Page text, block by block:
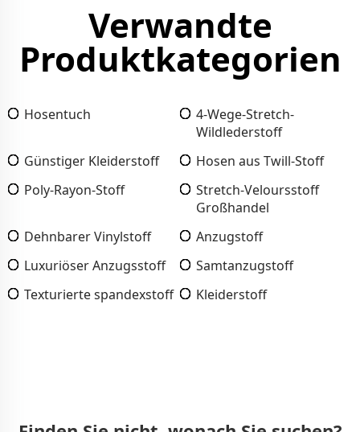
Verwandte
Produktkategorien
Hosentuch
4-Wege-Stretch-
Wildlederstoff
Günstiger Kleiderstoff
Hosen aus Twill-Stoff
Poly-Rayon-Stoff
Stretch-Veloursstoff
Großhandel
Dehnbarer Vinylstoff
Anzugstoff
Luxuriöser Anzugsstoff
Samtanzugstoff
Texturierte spandexstoff
Kleiderstoff